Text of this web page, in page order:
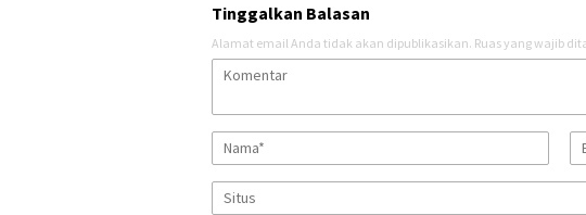
Tinggalkan Balasan
Alamat email Anda tidak akan dipublikasikan. Ruas yang wajib